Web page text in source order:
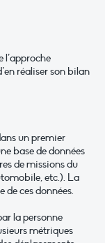
réaliser son bilan
un premier
base de données
de missions du
etc.). La
de ces données.
la personne
métriques